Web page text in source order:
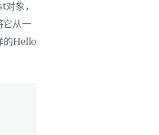
象，
从一
的Hello